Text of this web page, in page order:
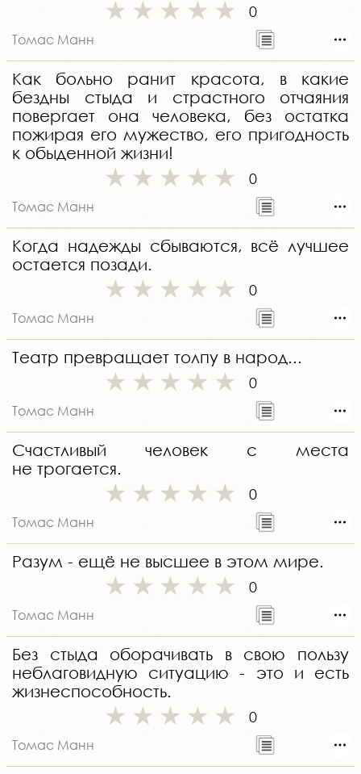
0
Томас Манн
Как больно ранит красота, в какие
бездны стыда и страстного отчаяния
повергает она человека, без остатка
пожирая его мужество, его пригодность
к обыденной жизни!
0
Томас Манн
Когда надежды сбываются, всё лучшее
остается позади.
0
Томас Манн
Театр превращает толпу в народ...
0
Томас Манн
Счастливый человек с места
не трогается.
0
Томас Манн
Разум - ещё не высшее в этом мире.
0
Томас Манн
Без стыда оборачивать в свою пользу
неблаговидную ситуацию - это и есть
жизнеспособность.
0
Томас Манн